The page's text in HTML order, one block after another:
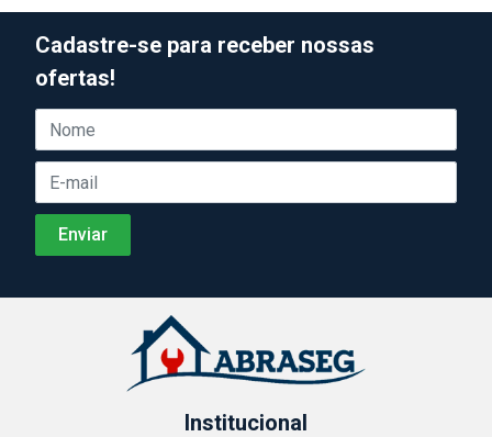
Cadastre-se para receber nossas
ofertas!
Institucional